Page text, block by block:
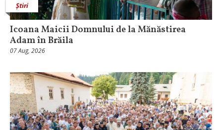
Știri
Icoana Maicii Domnului de la Mănăstirea
Adam în Brăila
07 Aug, 2026